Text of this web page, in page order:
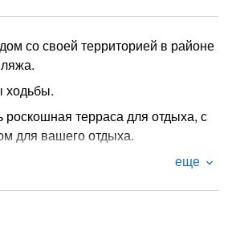
со своей территорией в районе
ходьбы.
роскошная терраса для отдыха, с
для вашего отдыха.
квартиры с отдельнымиеще